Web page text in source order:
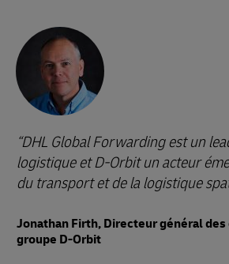
DHL Global Forwarding est un
logistique et D-Orbit un acteur
du transport et de la logistique
Jonathan Firth, Directeur général
groupe D-Orbit